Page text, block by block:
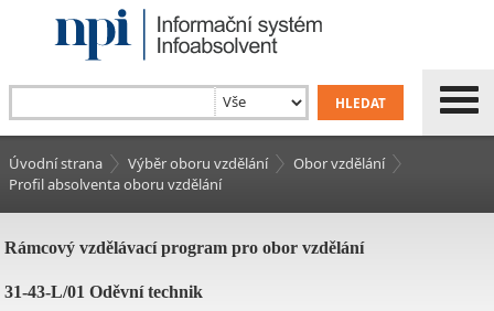
Úvodní strana Výběr oboru vzdělání
Obor vzdělání
Profil absolventa oboru vzdělání
Rámcový vzdělávací program pro obor vzdělání
31-43-L/01 Oděvní technik